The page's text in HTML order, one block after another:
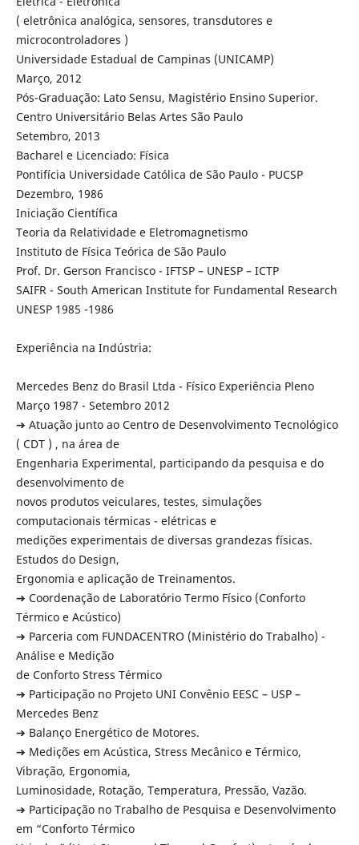
( eletrônica analógica, sensores, transdutores e
microcontroladores )
Universidade Estadual de Campinas (UNICAMP)
Março, 2012
Pós-Graduação: Lato Sensu, Magistério Ensino Superior.
Centro Universitário Belas Artes São Paulo
Setembro, 2013
Bacharel e Licenciado: Física
Pontifícia Universidade Católica de São Paulo - PUCSP
Dezembro, 1986
Iniciação Científica
Teoria da Relatividade e Eletromagnetismo
Instituto de Física Teórica de São Paulo
Prof. Dr. Gerson Francisco - IFTSP – UNESP – ICTP
SAIFR - South American Institute for Fundamental Research
UNESP 1985 -1986
Experiência na Indústria:
Mercedes Benz do Brasil Ltda - Físico Experiência Pleno
Março 1987 - Setembro 2012
➔ Atuação junto ao Centro de Desenvolvimento Tecnológico
( CDT ) , na área de
Engenharia Experimental, participando da pesquisa e do
desenvolvimento de
novos produtos veiculares, testes, simulações
computacionais térmicas - elétricas e
medições experimentais de diversas grandezas físicas.
Estudos do Design,
Ergonomia e aplicação de Treinamentos.
➔ Coordenação de Laboratório Termo Físico (Conforto
Térmico e Acústico)
➔ Parceria com FUNDACENTRO (Ministério do Trabalho) -
Análise e Medição
de Conforto Stress Térmico
➔ Participação no Projeto UNI Convênio EESC – USP –
Mercedes Benz
➔ Balanço Energético de Motores.
➔ Medições em Acústica, Stress Mecânico e Térmico,
Vibração, Ergonomia,
Luminosidade, Rotação, Temperatura, Pressão, Vazão.
➔ Participação no Trabalho de Pesquisa e Desenvolvimento
em “Conforto Térmico